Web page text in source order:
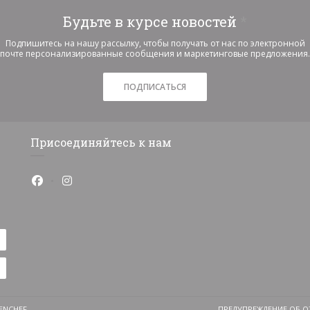
Будьте в курсе новостей
Подпишитесь на нашу рассылку, чтобы получать от нас по электронной
почте персонализированные сообщения и маркетинговые предложения.
ПОДПИСАТЬСЯ
Присоединяйтесь к нам
Facebook ((открывается в новом окне))
Instagram ((открывается в новом окне))